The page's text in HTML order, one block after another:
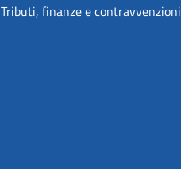
Tributi, finanze e contravvenzioni